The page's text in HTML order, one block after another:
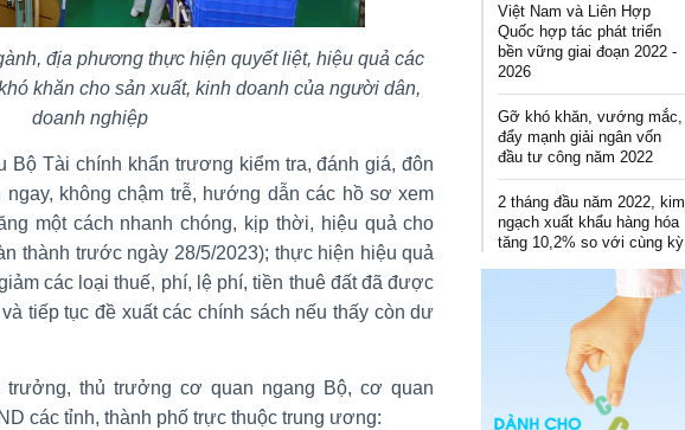
địa phương thực hiện quyết liệt, hiệu quả các
khăn cho sản xuất, kinh doanh của người dân,
doanh nghiệp
Tài chính khẩn trương kiểm tra, đánh giá, đôn
không chậm trễ, hướng dẫn các hồ sơ xem
một cách nhanh chóng, kịp thời, hiệu quả cho
thành trước ngày 28/5/2023); thực hiện hiệu quả
các loại thuế, phí, lệ phí, tiền thuê đất đã được
tiếp tục đề xuất các chính sách nếu thấy còn dư
thủ trưởng cơ quan ngang Bộ, cơ quan
các tỉnh, thành phố trực thuộc trung ương:
Việt Nam và Liên Hợp
Quốc hợp tác phát triển
bền vững giai đoạn 2022 -
2026
Gỡ khó khăn, vướng mắc,
đẩy mạnh giải ngân vốn
đầu tư công năm 2022
2 tháng đầu năm 2022, kim
ngạch xuất khẩu hàng hóa
tăng 10,2% so với cùng kỳ